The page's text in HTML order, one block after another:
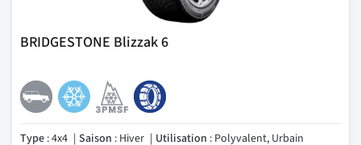
BRIDGESTONE Blizzak 6
Type : 4x4 Saison : Hiver Utilisation : Polyvalent, Urbain